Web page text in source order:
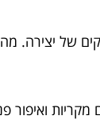
יצירה. מה
ואיפור